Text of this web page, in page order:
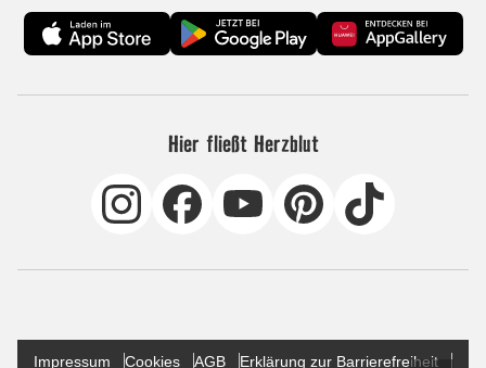
Hier fließt Herzblut
Impressum Cookies AGB Erklärung zur Barrierefreiheit